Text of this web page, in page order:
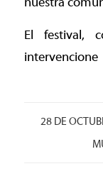
El festival,
intervencione
28 DE